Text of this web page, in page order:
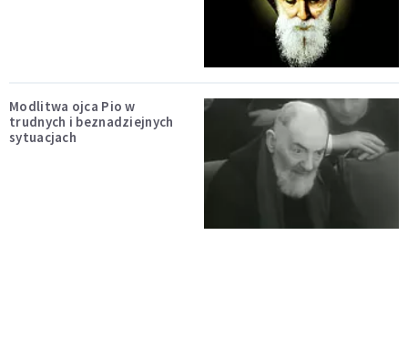
Modlitwa ojca Pio w
trudnych i beznadziejnych
sytuacjach